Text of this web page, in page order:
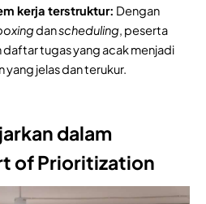
kerja terstruktur: Dengan
danscheduling, peserta
tugas yang acak menjadi
yang jelas dan terukur.
dalam
of Prioritization